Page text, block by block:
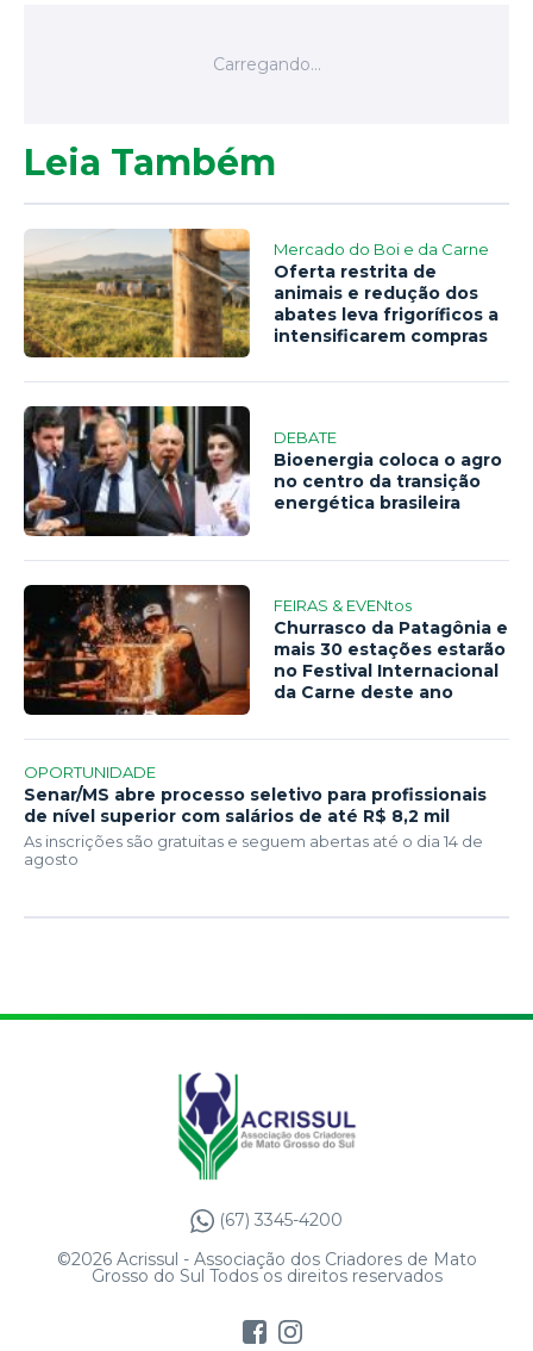
Leia Também
Mercado do Boi e da Carne
Oferta restrita de
animais e redução dos
abates leva frigoríficos a
intensificarem compras
DEBATE
Bioenergia coloca o agro
no centro da transição
energética brasileira
FEIRAS & EVENtos
Churrasco da Patagônia e
mais 30 estações estarão
no Festival Internacional
da Carne deste ano
OPORTUNIDADE
Senar/MS abre processo seletivo para profissionais
de nível superior com salários de até R$ 8,2 mil
As inscrições são gratuitas e seguem abertas até o dia 14 de
agosto
(67) 3345-4200
©2026 Acrissul - Associação dos Criadores de Mato
Grosso do Sul Todos os direitos reservados